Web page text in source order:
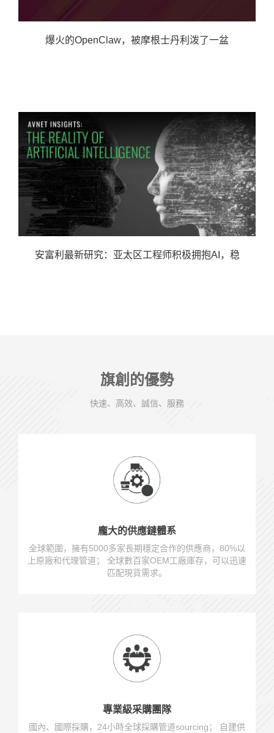
爆火的OpenClaw，被摩根士丹利泼了一盆
安富利最新研究：亚太区工程师积极拥抱AI，稳
旗創的優勢
快速、高效、誠信、服務
龐大的供應鏈體系
全球範圍，擁有5000多家長期穩定合作的供應商，80%以
上原廠和代理管道； 全球數百家OEM工廠庫存，可以迅速
匹配現貨需求。
專業級采購團隊
國內、國際採購，24小時全球採購管道sourcing； 自建供